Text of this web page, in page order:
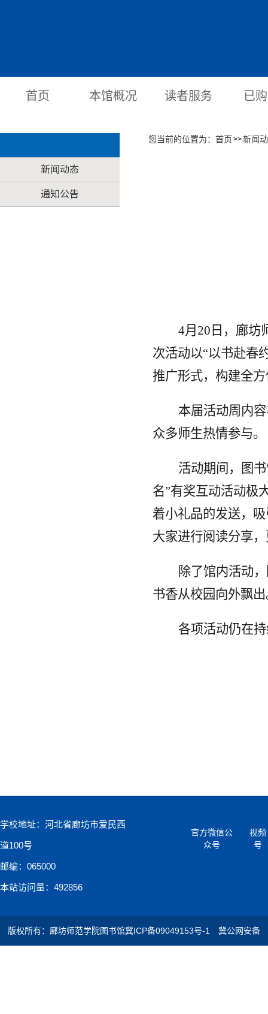
首页 本馆概况 读者服务 已
新闻动态
通知公告
您当前的位置为： 首页 >>新闻
4月20日，廊坊
次活动以“以书赴春
推广形式，构建全
本届活动周内
众多师生热情参与。
活动期间，图
名”有奖互动活动极
着小礼品的发送，
大家进行阅读分享
除了馆内活动
书香从校园向外飘
各项活动仍在
学校地址：河北省廊坊市爱民西
道100号
邮编：065000
本站访问量：492856
官方微信公
众号
视频
号
版权所有：廊坊师范学院图书馆冀ICP备09049153号-1 冀公网安备